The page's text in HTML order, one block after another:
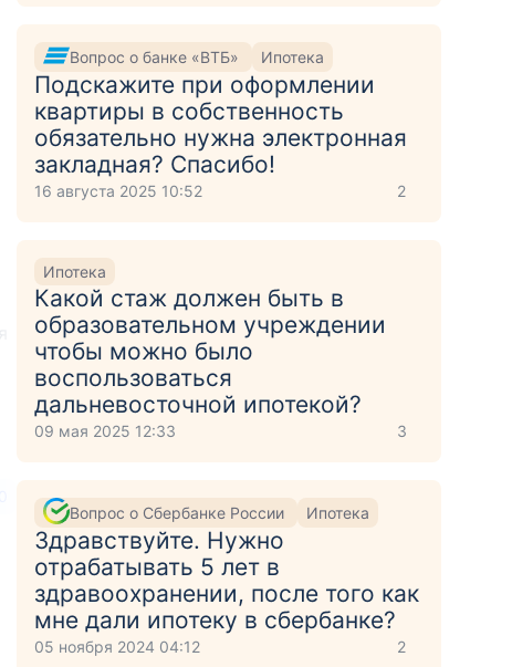
Вопрос о банке «ВТБ» Ипотека
Подскажите при оформлении
квартиры в собственность
обязательно нужна электронная
закладная? Спасибо!
16 августа 2025 10:52 2
Ипотека
Какой стаж должен быть в
образовательном учреждении
чтобы можно было
воспользоваться
дальневосточной ипотекой?
09 мая 2025 12:33 3
Вопрос о Сбербанке России Ипотека
Здравствуйте. Нужно
отрабатывать 5 лет в
здравоохранении, после того как
мне дали ипотеку в сбербанке?
05 ноября 2024 04:12 2